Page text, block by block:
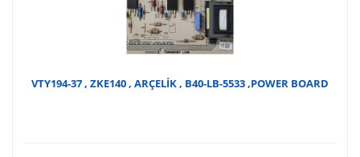
VTY194-37 , ZKE140 , ARÇELİK , B40-LB-5533 ,POWER BOARD